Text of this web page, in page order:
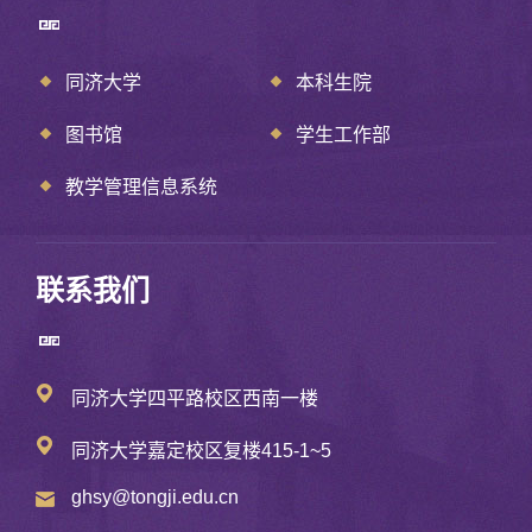
同济大学 本科生院
图书馆 学生工作部
教学管理信息系统
联系我们
同济大学四平路校区西南一楼
同济大学嘉定校区复楼415-1~5
ghsy@tongji.edu.cn